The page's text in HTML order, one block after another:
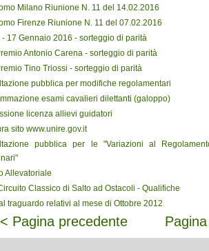
Milano Riunione N. 11 del 14.02.2016
Firenze Riunione N. 11 del 07.02.2016
- 17 Gennaio 2016 - sorteggio di parità
Antonio Carena - sorteggio di parità
Tino Triossi - sorteggio di parità
pubblica per modifiche regolamentari
esami cavalieri dilettanti (galoppo)
licenza allievi guidatori
sito www.unire.gov.it
pubblica per le "Variazioni al
Allevatoriale
Classico di Salto ad Ostacoli - Qualifiche
traguardo relativi al mese di Ottobre 2012
Pagina precedente